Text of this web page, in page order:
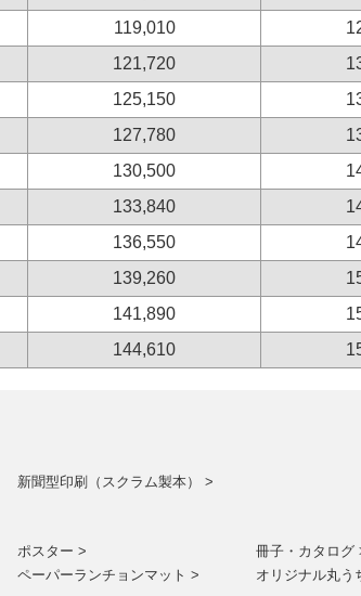
119,010
121,720
125,150
127,780
130,500
133,840
136,550
139,260
141,890
144,610
新聞型印刷（スクラム製本） >
ポスター >
冊子・カタログ
ペーパーランチョンマット > オリジナル丸う